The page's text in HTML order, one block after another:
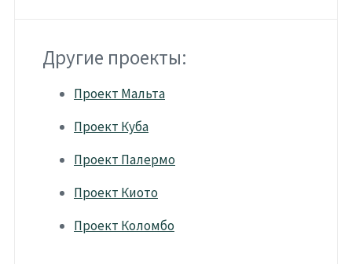
Другие проекты:
Проект Мальта
Проект Куба
Проект Палермо
Проект Киото
Проект Коломбо